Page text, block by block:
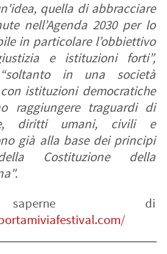
, quella di abbracciare
nell’Agenda 2030 per lo
in particolare l’obbiettivo
e istituzioni forti”,
in una società
istituzioni democratiche
raggiungere traguardi di
diritti umani, civili e
già alla base dei principi
Costituzione della
di